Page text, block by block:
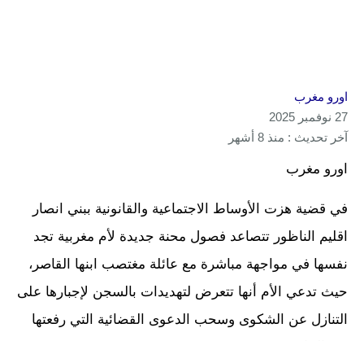
اورو مغرب
27 نوفمبر 2025
آخر تحديث : منذ 8 أشهر
اورو مغرب
في قضية هزت الأوساط الاجتماعية والقانونية ببني انصار
اقليم الناظور تتصاعد فصول محنة جديدة لأم مغربية تجد
نفسها في مواجهة مباشرة مع عائلة مغتصب ابنها القاصر،
حيث تدعي الأم أنها تتعرض لتهديدات بالسجن لإجبارها على
التنازل عن الشكوى وسحب الدعوى القضائية التي رفعتها